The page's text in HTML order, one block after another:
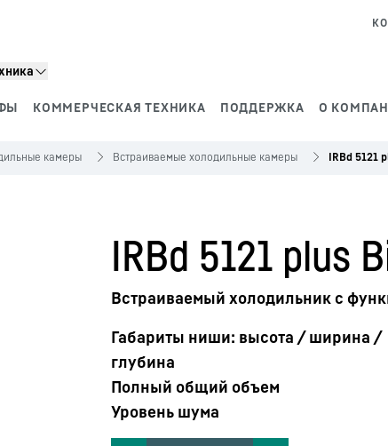
КОММЕРЧЕСКАЯ ТЕХНИКА ПОДДЕРЖКА О
камеры Встраиваемые холодильные камеры IRBd 5121
IRBd 5121 plus
Встраиваемый холодильник с
Габариты ниши: высота / ширина /
глубина
Полный общий объем
Уровень шума